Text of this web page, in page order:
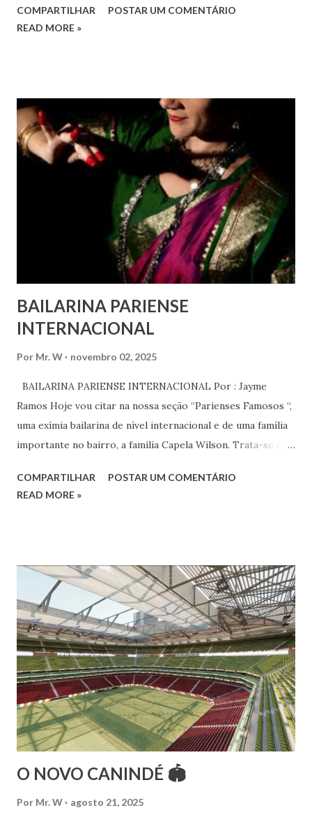
em todos os lugares. Este ano, o foco é sobre os direitos
Estes direitos humanos – os direitos à liberdade de opinião
e de expressão, de reunião pacífica e de associação, e de
participar no governo (artigos 19, 20 e 21 da Declaração
Universal dos Direitos Humanos ) – têm estado no centro
das mudanças históricas no mundo árabe nos últimos dois
anos, em que milhões foram às ruas para exigir mudanças.
Em outras partes do mundo, os “99%” fizeram suas vozes
serem ouvidas através ...
COMPARTILHAR
POSTAR UM COMENTÁRIO
READ MORE »
BAILARINA PARIENSE
INTERNACIONAL
Por Mr. W novembro 02, 2025
BAILARINA PARIENSE INTERNACIONAL Por : Jayme
Ramos Hoje vou citar na nossa seção “Parienses Famosos “,
uma exímia bailarina de nível internacional e de uma família
importante no bairro, a família Capela Wilson. Trata-se da
Vamos às informações de seu site : Bailarina e professora
Esteve na Índia aprofundando seus estudos neste estilo
além de partir para pesquisa e vivência das danças
folclóricas do Rajastão (Kalbelia, Banjara, Ghoomar, Chair).
Bailarina profissional e professora de dança. Dedica-se há
15 anos ao estudo e pesquisa de danças étnicas, em especial
às danças ciganas, árabes e indianas. Iniciou seus estudos de
dança aos 4 anos de idade (em 1982) no balé clássico,
passando por diversas atividades co...
COMPARTILHAR
POSTAR UM COMENTÁRIO
READ MORE »
O NOVO CANINDÉ 🏟
Por Mr. W agosto 21, 2025